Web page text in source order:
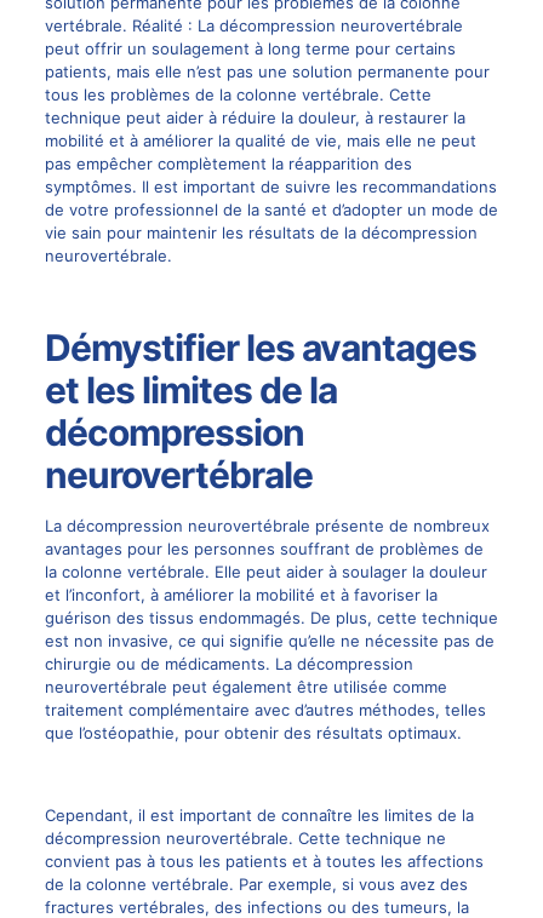
vertébrale. Réalité : La décompression neurovertébrale
peut offrir un soulagement à long terme pour certains
patients, mais elle n’est pas une solution permanente pour
tous les problèmes de la colonne vertébrale. Cette
technique peut aider à réduire la douleur, à restaurer la
mobilité et à améliorer la qualité de vie, mais elle ne peut
pas empêcher complètement la réapparition des
symptômes. Il est important de suivre les recommandations
de votre professionnel de la santé et d’adopter un mode de
vie sain pour maintenir les résultats de la décompression
neurovertébrale.
Démystifier les avantages
et les limites de la
décompression
neurovertébrale
La décompression neurovertébrale présente de nombreux
avantages pour les personnes souffrant de problèmes de
la colonne vertébrale. Elle peut aider à soulager la douleur
et l’inconfort, à améliorer la mobilité et à favoriser la
guérison des tissus endommagés. De plus, cette technique
est non invasive, ce qui signifie qu’elle ne nécessite pas de
chirurgie ou de médicaments. La décompression
neurovertébrale peut également être utilisée comme
traitement complémentaire avec d’autres méthodes, telles
que l’ostéopathie, pour obtenir des résultats optimaux.
Cependant, il est important de connaître les limites de la
décompression neurovertébrale. Cette technique ne
convient pas à tous les patients et à toutes les affections
de la colonne vertébrale. Par exemple, si vous avez des
fractures vertébrales, des infections ou des tumeurs, la